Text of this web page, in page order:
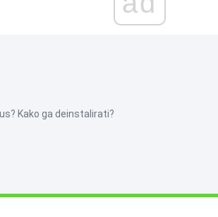
Kako ga deinstalirati?